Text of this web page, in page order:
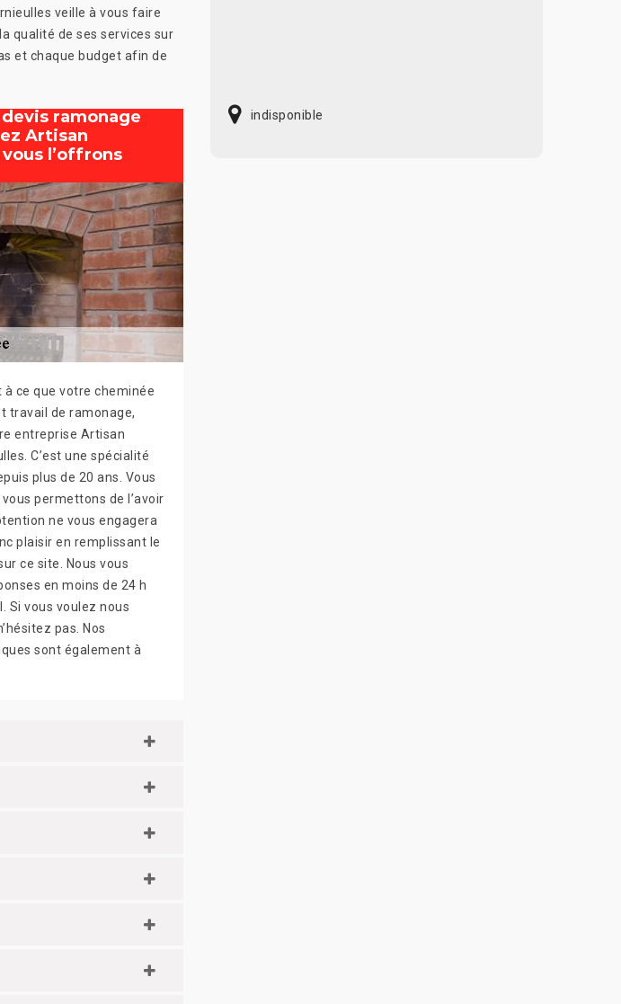
veille à vous faire
qualité de ses services sur
et chaque budget afin de
ramonage
Artisan
l’offrons
ce que votre cheminée
travail de ramonage,
entreprise Artisan
C’est une spécialité
plus de 20 ans. Vous
permettons de l’avoir
ne vous engagera
plaisir en remplissant le
ce site. Nous vous
en moins de 24 h
Si vous voulez nous
pas. Nos
sont également à
indisponible